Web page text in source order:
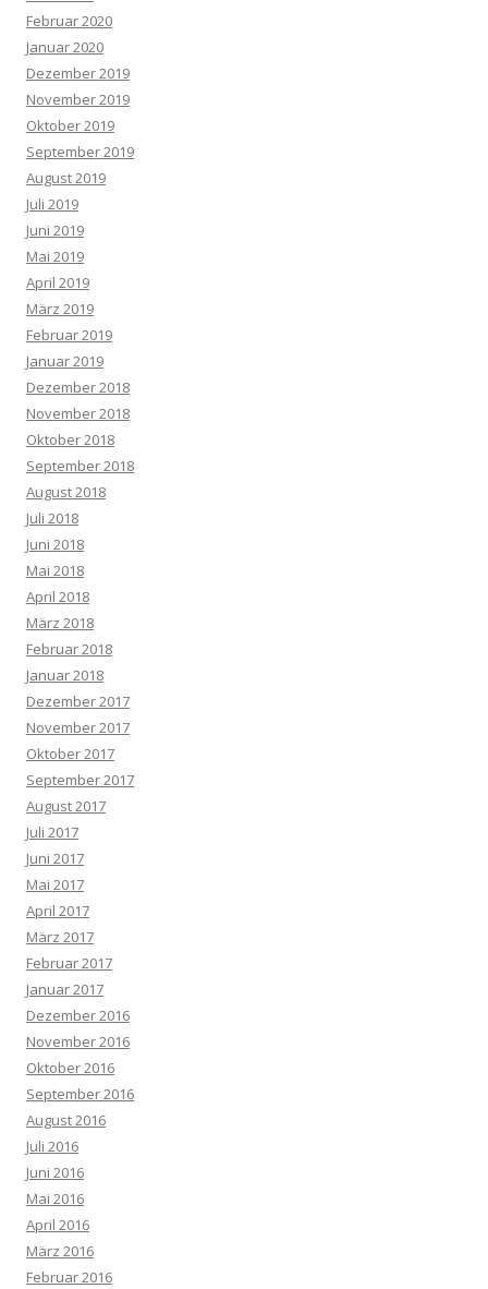
Februar 2020
Januar 2020
Dezember 2019
November 2019
Oktober 2019
September 2019
August 2019
Juli 2019
Juni 2019
Mai 2019
April 2019
März 2019
Februar 2019
Januar 2019
Dezember 2018
November 2018
Oktober 2018
September 2018
August 2018
Juli 2018
Juni 2018
Mai 2018
April 2018
März 2018
Februar 2018
Januar 2018
Dezember 2017
November 2017
Oktober 2017
September 2017
August 2017
Juli 2017
Juni 2017
Mai 2017
April 2017
März 2017
Februar 2017
Januar 2017
Dezember 2016
November 2016
Oktober 2016
September 2016
August 2016
Juli 2016
Juni 2016
Mai 2016
April 2016
März 2016
Februar 2016